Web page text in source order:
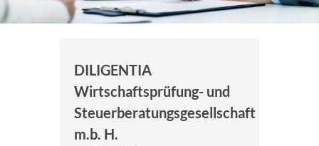
DILIGENTIA
Wirtschaftsprüfung- und
Steuerberatungsgesellschaft
m.b. H.